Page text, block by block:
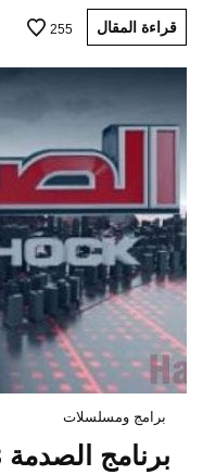
قراءة المقال 255
برامج ومسلسلات
برنامج الصدمة 3 – الحلقة 14